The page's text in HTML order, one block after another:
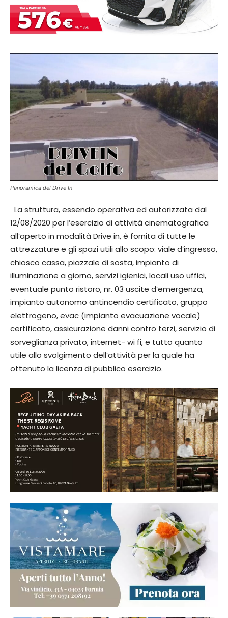
Panoramica del Drive In
La struttura, essendo operativa ed autorizzata dal
12/08/2020 per l’esercizio di attività cinematografica
all’aperto in modalità Drive in, è fornita di tutte le
attrezzature e gli spazi utili allo scopo: viale d’ingresso,
chiosco cassa, piazzale di sosta, impianto di
illuminazione a giorno, servizi igienici, locali uso uffici,
eventuale punto ristoro, nr. 03 uscite d’emergenza,
impianto autonomo antincendio certificato, gruppo
elettrogeno, evac (impianto evacuazione vocale)
certificato, assicurazione danni contro terzi, servizio di
sorveglianza privato, internet- wi fi, e tutto quanto
utile allo svolgimento dell’attività per la quale ha
ottenuto la licenza di pubblico esercizio.